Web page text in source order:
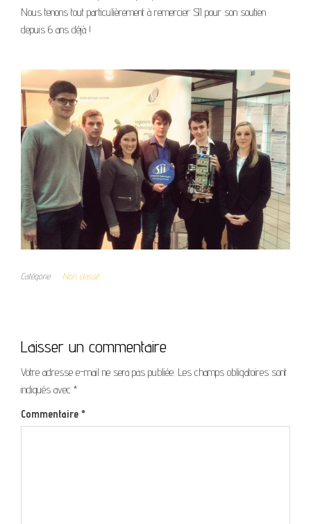
Nous tenons tout particulièrement à remercier SII pour son soutien
depuis 6 ans déjà !
Catégorie Non classé
Laisser un commentaire
Votre adresse e-mail ne sera pas publiée. Les champs obligatoires sont
indiqués avec *
Commentaire *